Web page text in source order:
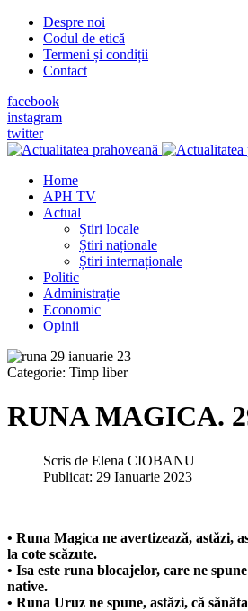
Despre noi
Codul de etică
Termeni și condiții
Contact
facebook
instagram
twitter
Home
APH TV
Actual
Știri locale
Știri naționale
Știri internaționale
Politic
Administrație
Economic
Opinii
Categorie: Timp liber
RUNA MAGICA.
Scris de Elena CIOBANU
Publicat: 29 Ianuarie 2023
• Runa Magica ne avertizează, astăzi,
la cote scăzute.
• Isa este runa blocajelor, care ne
native.
• Runa Uruz ne spune, astăzi, că